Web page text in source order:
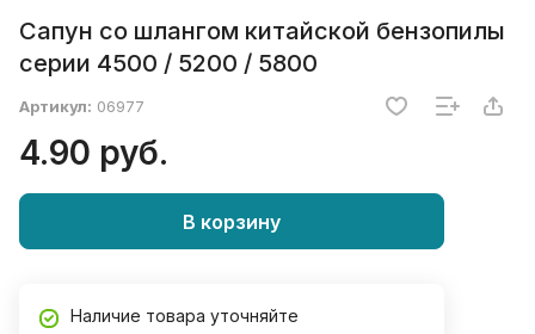
Сапун со шлангом китайской бензопилы
серии 4500 / 5200 / 5800
Артикул: 06977
4.90 руб.
В корзину
Наличие товара уточняйте